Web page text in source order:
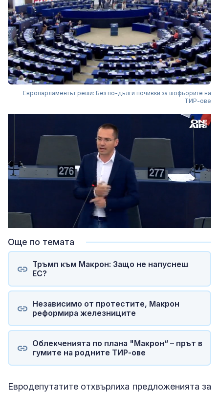
Европарламентът реши: Без по-дълги почивки за шофьорите на
ТИР-ове
Loaded
Още по темата
Тръмп към Макрон: Защо не напуснеш
ЕС?
Независимо от протестите, Макрон
реформира железниците
Облекченията по плана "Макрон“ – прът в
гумите на родните ТИР-ове
Евродепутатите отхвърлиха предложенията за